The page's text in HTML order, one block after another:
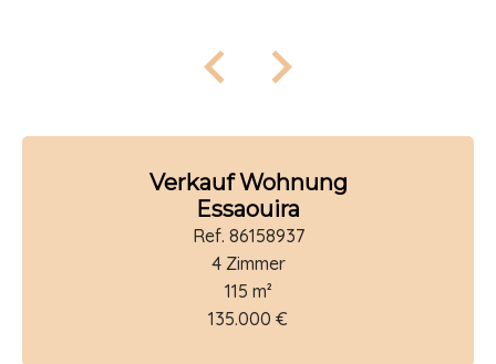
Verkauf Wohnung
Essaouira
Ref. 86158937
4 Zimmer
115 m²
135.000 €